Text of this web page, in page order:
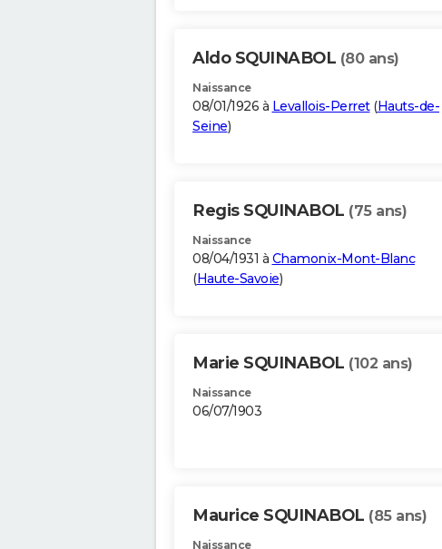
Aldo SQUINABOL (80 ans)
Naissance
08/01/1926 à Levallois-Perret(Hauts-de-
Seine)
Regis SQUINABOL (75 ans)
Naissance
08/04/1931 à Chamonix-Mont-Blanc
(Haute-Savoie)
Marie SQUINABOL (102 ans)
Naissance
06/07/1903
Maurice SQUINABOL (85 ans)
Naissance